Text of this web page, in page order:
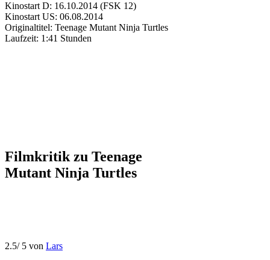
Kinostart D: 16.10.2014 (FSK 12)
Kinostart US: 06.08.2014
Originaltitel: Teenage Mutant Ninja Turtles
Laufzeit: 1:41 Stunden
Filmkritik zu Teenage
Mutant Ninja Turtles
2.5/ 5 von Lars